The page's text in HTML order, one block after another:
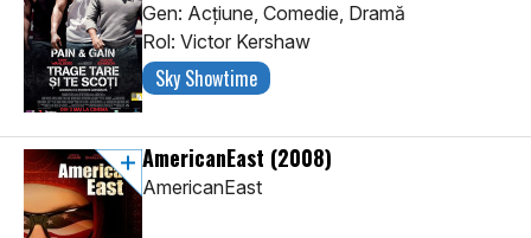
Gen: Acţiune, Comedie, Dramă
Rol: Victor Kershaw
Sky Showtime
AmericanEast (2008)
AmericanEast